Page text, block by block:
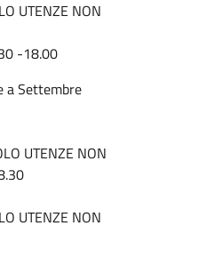
UTENZE NON
-18.00
a Settembre
UTENZE NON
UTENZE NON